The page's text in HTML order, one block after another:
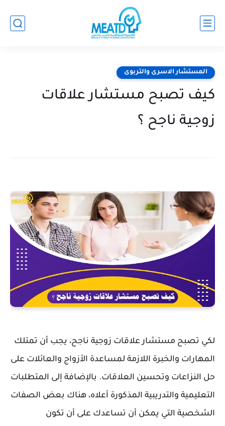
المستشار الاسرى والتربوى
كيف تصبح مستشار علاقات
زوجية ناجح ؟
لكي تصبح مستشار علاقات زوجية ناجح، يجب أن تمتلك
المهارات والخبرة اللازمة لمساعدة الأزواج والعائلات على
حل النزاعات وتحسين العلاقات. بالإضافة إلى المتطلبات
التعليمية والتدريبية المذكورة أعلاه، هناك بعض الصفات
الشخصية التي يمكن أن تساعدك على أن تكون